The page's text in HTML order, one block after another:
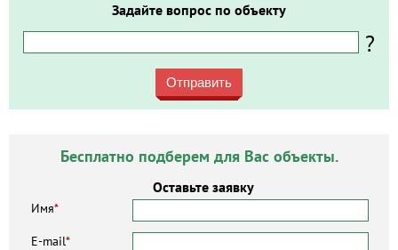
Задайте вопрос по объекту
?
Отправить
Бесплатно подберем для Вас объекты.
Оставьте заявку
Имя*
E-mail*